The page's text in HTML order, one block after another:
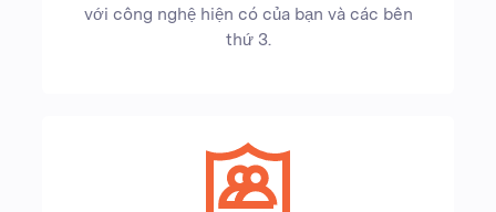
với công nghệ hiện có của bạn và các bên
thứ 3.